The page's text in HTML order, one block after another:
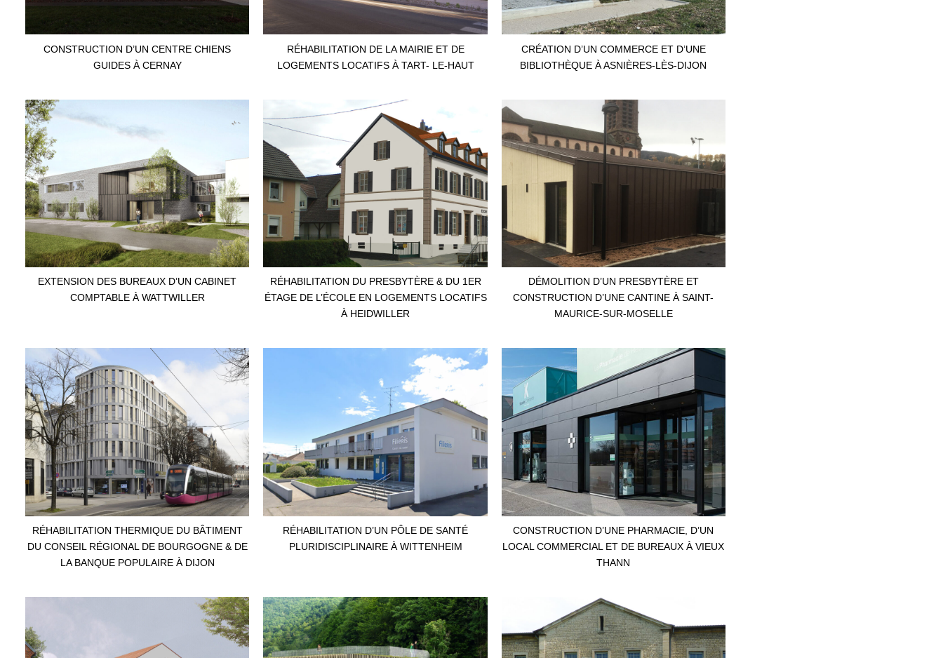
CONSTRUCTION D’UN CENTRE CHIENS
GUIDES À CERNAY
RÉHABILITATION DE LA MAIRIE ET DE
LOGEMENTS LOCATIFS À TART- LE-HAUT
CRÉATION D’UN COMMERCE ET D’UNE
BIBLIOTHÈQUE À ASNIÈRES-LÈS-DIJON
EXTENSION DES BUREAUX D’UN CABINET
COMPTABLE À WATTWILLER
RÉHABILITATION DU PRESBYTÈRE & DU 1ER
ÉTAGE DE L’ÉCOLE EN LOGEMENTS LOCATIFS
À HEIDWILLER
DÉMOLITION D’UN PRESBYTÈRE ET
CONSTRUCTION D’UNE CANTINE À SAINT-
MAURICE-SUR-MOSELLE
RÉHABILITATION THERMIQUE DU BÂTIMENT
DU CONSEIL RÉGIONAL DE BOURGOGNE & DE
LA BANQUE POPULAIRE À DIJON
RÉHABILITATION D’UN PÔLE DE SANTÉ
PLURIDISCIPLINAIRE À WITTENHEIM
CONSTRUCTION D’UNE PHARMACIE, D’UN
LOCAL COMMERCIAL ET DE BUREAUX À VIEUX
THANN